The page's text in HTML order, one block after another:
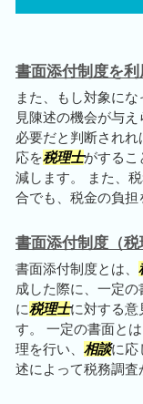
書面添付制度を
また、もし対象に
見陳述の機会が与
必要だと判断され
応を税理士がするこ
減します。 また、
合でも、税金の負
書面添付制度（
書面添付制度とは、
成した際に、一定
に税理士に対する意
す。 一定の書面とは
理を行い、 相談に応
述によって税務調